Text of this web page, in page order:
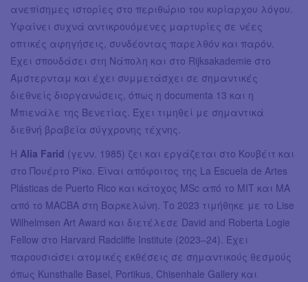
ανεπίσημες ιστορίες στο περιθώριο του κυρίαρχου λόγου.
Υφαίνει συχνά αντικρουόμενες μαρτυρίες σε νέες
οπτικές αφηγήσεις, συνδέοντας παρελθόν και παρόν.
Έχει σπουδάσει στη Νάπολη και στο Rijksakademie στο
Άμστερνταμ και έχει συμμετάσχει σε σημαντικές
διεθνείς διοργανώσεις, όπως η documenta 13 και η
Μπιενάλε της Βενετίας. Έχει τιμηθεί με σημαντικά
διεθνή βραβεία σύγχρονης τέχνης.
Η Alia Farid (γενν. 1985) ζει και εργάζεται στο Κουβέιτ και
στο Πουέρτο Ρίκο. Είναι απόφοιτος της La Escuela de Artes
Plásticas de Puerto Rico και κάτοχος MSc από το MIT και MA
από το MACBA στη Βαρκελώνη. Το 2023 τιμήθηκε με το Lise
Wilhelmsen Art Award και διετέλεσε David and Roberta Logie
Fellow στο Harvard Radcliffe Institute (2023–24). Έχει
παρουσιάσει ατομικές εκθέσεις σε σημαντικούς θεσμούς
όπως Kunsthalle Basel, Portikus, Chisenhale Gallery και